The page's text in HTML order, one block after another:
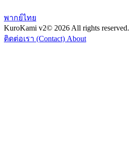
พากย์ไทย
KuroKami v2© 2026 All rights reserved.
ติดต่อเรา (Contact) About